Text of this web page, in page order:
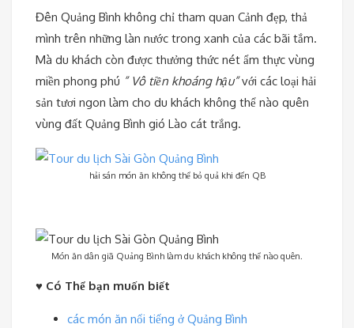
Đên Quảng Bình không chỉ tham quan Cảnh đẹp, thả
mình trên những làn nước trong xanh của các bãi tắm.
Mà du khách còn được thưởng thức nét ẩm thực vùng
miền phong phú ” Vô tiền khoáng hậu”với các loại hải
sản tươi ngon làm cho du khách không thể nào quên
vùng đất Quảng Bình gió Lào cát trắng.
hải sán món ăn không thể bỏ quả khi đến QB
Món ăn dân giã Quảng Bình làm du khách không thể nào quên.
♥ Có Thể bạn muốn biết
các món ăn nổi tiếng ở Quảng Bình